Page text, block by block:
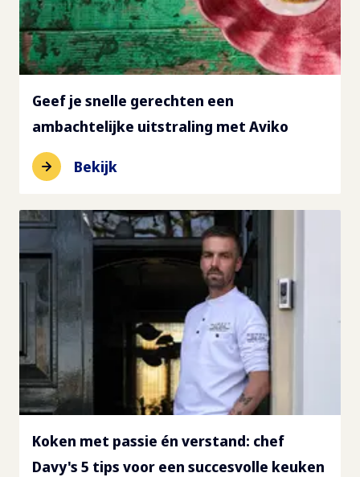
Geef je snelle gerechten een
ambachtelijke uitstraling met Aviko
Bekijk
Koken met passie én verstand: chef
Davy's 5 tips voor een succesvolle keuken